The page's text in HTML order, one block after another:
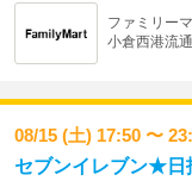
ファミリー
小倉西港流
08/15 (土) 17:50 〜
セブンイレブン★日